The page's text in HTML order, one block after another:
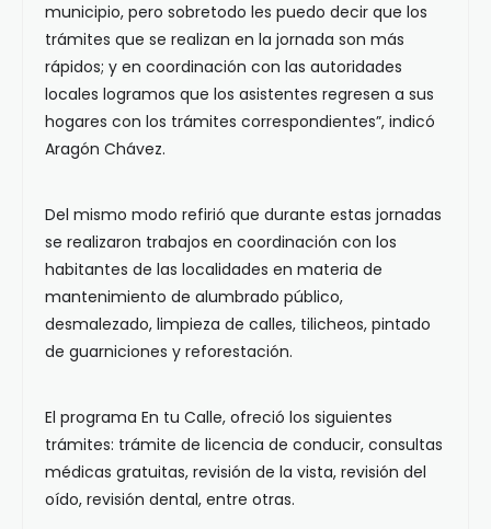
municipio, pero sobretodo les puedo decir que los
trámites que se realizan en la jornada son más
rápidos; y en coordinación con las autoridades
locales logramos que los asistentes regresen a sus
hogares con los trámites correspondientes”, indicó
Aragón Chávez.
Del mismo modo refirió que durante estas jornadas
se realizaron trabajos en coordinación con los
habitantes de las localidades en materia de
mantenimiento de alumbrado público,
desmalezado, limpieza de calles, tilicheos, pintado
de guarniciones y reforestación.
El programa En tu Calle, ofreció los siguientes
trámites: trámite de licencia de conducir, consultas
médicas gratuitas, revisión de la vista, revisión del
oído, revisión dental, entre otras.